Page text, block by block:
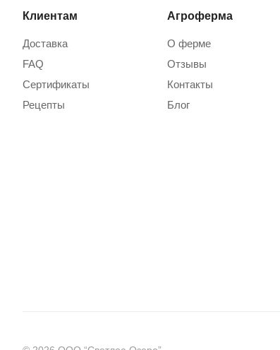
Клиентам
Доставка
FAQ
Сертификаты
Рецепты
Агроферма
О ферме
Отзывы
Контакты
Блог